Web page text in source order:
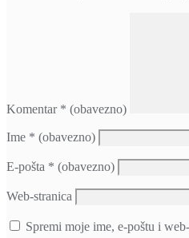
Komentar * (obavezno)
Ime * (obavezno)
E-pošta * (obavezno)
Web-stranica
Spremi moje ime, e-poštu i